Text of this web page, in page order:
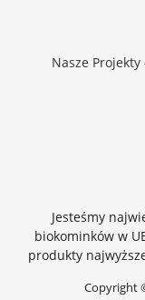
Nasze
Jesteśmy
biokominków w
produkty
Copyright